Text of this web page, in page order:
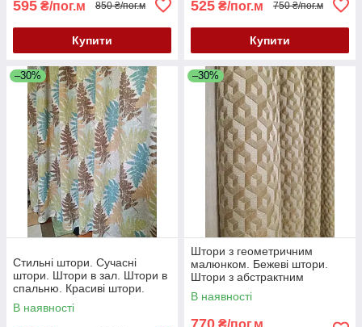
595 ₴/пог.м 850 ₴/пог.м
Купити
525 ₴/пог.м 750 ₴/пог.м
Купити
–30%
Стильні штори. Сучасні
штори. Штори в зал. Штори в
спальню. Красиві штори.
Стильні портьєри. Штори
Турц
В наявності
–30%
Штори з геометричним
малюнком. Бежеві штори.
Штори з абстрактним
малюнком. Сучасні штори.
Штори в зал.
В наявності
770 ₴/пог.м